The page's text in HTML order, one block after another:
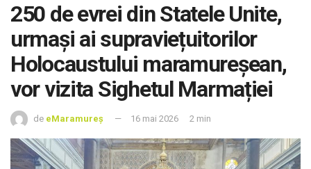
250 de evrei din Statele Unite,
urmași ai supraviețuitorilor
Holocaustului maramureșean,
vor vizita Sighetul Marmației
de eMaramureș 16 mai 2026 2 min